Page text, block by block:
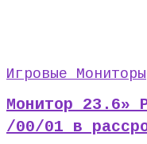
Игровые Мониторы
Монитор 23.6»
/00/01 в